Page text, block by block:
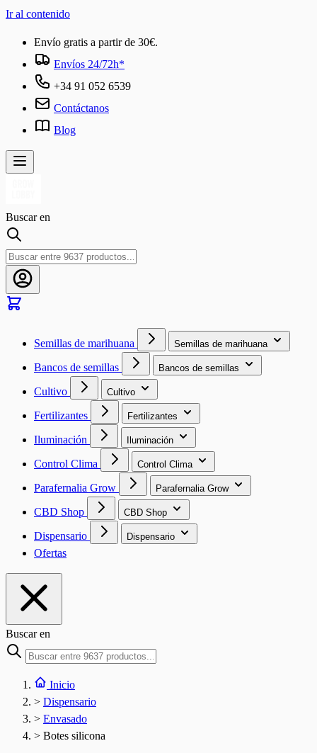
Ir al contenido
Envío gratis a partir de 30€.
Envíos 24/72h*
+34 91 052 6539
Contáctanos
Blog
Buscar en
Semillas de marihuana Semillas de marihuana
Bancos de semillas Bancos de semillas
Cultivo Cultivo
Fertilizantes Fertilizantes
Iluminación Iluminación
Control Clima Control Clima
Parafernalia Grow Parafernalia Grow
CBD Shop CBD Shop
Dispensario Dispensario
Ofertas
Buscar en
Inicio
> Dispensario
> Envasado
> Botes silicona